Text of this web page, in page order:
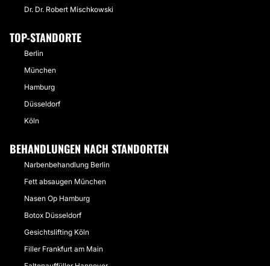
Dr. Dr. Robert Mischkowski
TOP-STANDORTE
Berlin
München
Hamburg
Düsseldorf
Köln
BEHANDLUNGEN NACH STANDORTEN
Narbenbehandlung Berlin
Fett absaugen München
Nasen Op Hamburg
Botox Düsseldorf
Gesichtslifting Köln
Filler Frankfurt am Main